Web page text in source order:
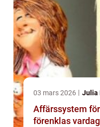
03 mars 2026 Julia
Affärssystem för
förenklas